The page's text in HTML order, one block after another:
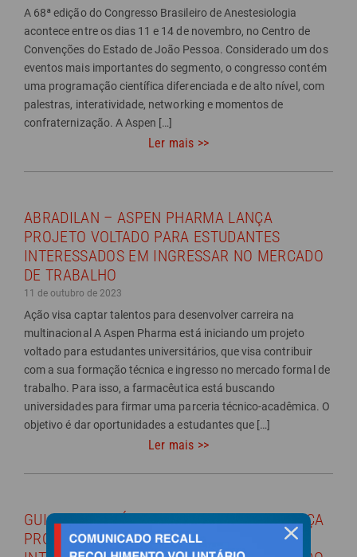
A 68ª edição do Congresso Brasileiro de Anestesiologia
acontece entre os dias 11 e 14 de novembro, no Centro de
Convenções do Estado de João Pessoa. Considerado um dos
eventos mais importantes do segmento, o congresso contém
uma programação científica diferenciada e de alto nível, com
palestras, interatividade, networking e momentos de
confraternização. A Aspen […]
Ler mais >>
ABRADILAN – ASPEN PHARMA LANÇA
PROJETO VOLTADO PARA ESTUDANTES
INTERESSADOS EM INGRESSAR NO MERCADO
DE TRABALHO
11 de outubro de 2023
Ação visa captar talentos para desenvolver carreira na
multinacional A Aspen Pharma está iniciando um projeto
voltado para estudantes universitários, que visa contribuir
com a sua formação técnica e ingresso no mercado formal de
trabalho. Para isso, a farmacêutica está buscando
universidades para firmar uma parceria técnico-acadêmica. O
objetivo é dar oportunidades a estudantes que […]
Ler mais >>
GUIA DA FARMÁCIA – ASPEN PHARMA LANÇA
PROJETO VOLTADO PARA ESTUDANTES